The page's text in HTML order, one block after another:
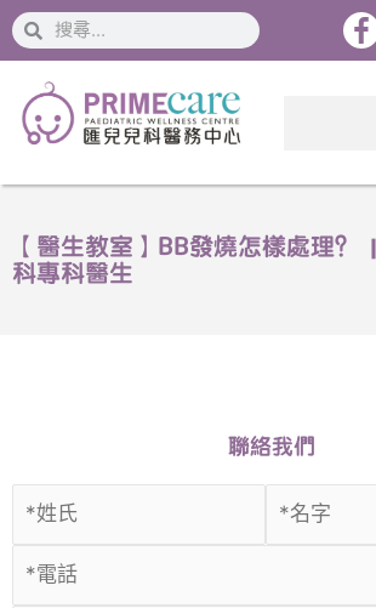
搜
索
搜
索
【醫生教室】BB發燒怎樣處理
科專科醫生
聯絡我們